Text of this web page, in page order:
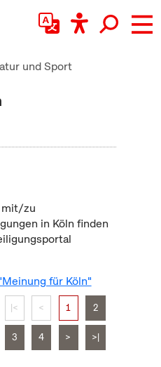
und Sport
mit/zu
in Köln finden
für Köln"
|< < 1 2
3 4 > >|